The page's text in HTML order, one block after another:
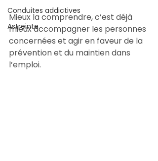
Conduites addictives
Astreinte
Mieux la comprendre, c’est déjà
mieux accompagner les personnes
concernées et agir en faveur de la
prévention et du maintien dans
l’emploi.